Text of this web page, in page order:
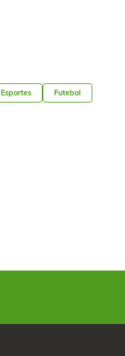
Esportes Futebol